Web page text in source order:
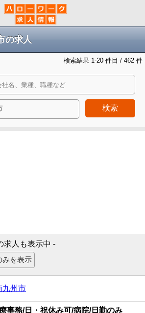
の求人
検索結果 1-20 件目 / 462 件
検索
求人も表示中 -
九州市
事務/日・祝休み可/病院/日勤のみ